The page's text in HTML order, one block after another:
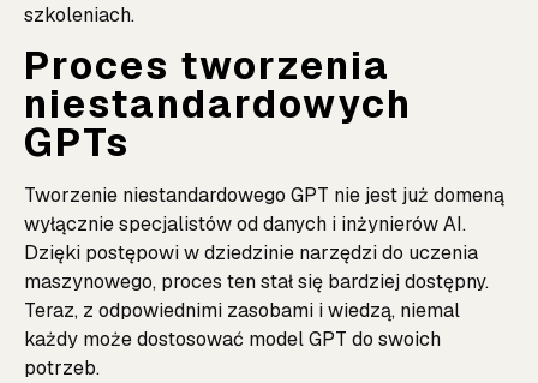
szkoleniach.
Proces tworzenia
niestandardowych
GPTs
Tworzenie niestandardowego GPT nie jest już domeną
wyłącznie specjalistów od danych i inżynierów AI.
Dzięki postępowi w dziedzinie narzędzi do uczenia
maszynowego, proces ten stał się bardziej dostępny.
Teraz, z odpowiednimi zasobami i wiedzą, niemal
każdy może dostosować model GPT do swoich
potrzeb.